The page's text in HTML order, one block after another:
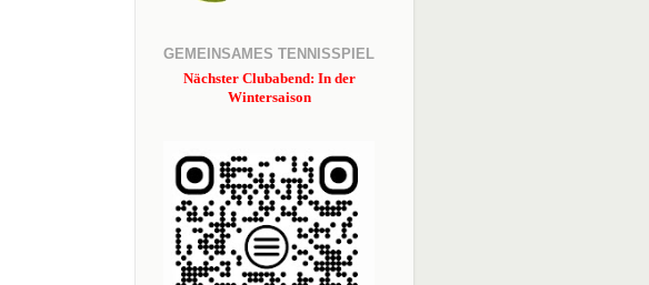
GEMEINSAMES TENNISSPIEL
Nächster Clubabend: In der
Wintersaison